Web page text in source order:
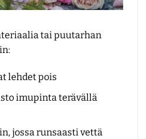
tai puutarhan
lehdet pois
imupinta terävällä
jossa runsaasti vettä